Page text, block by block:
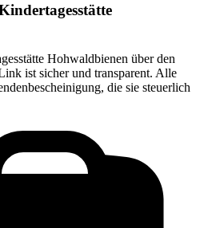
Hohwaldbienen über den
ist sicher und transparent. Alle
die sie steuerlich